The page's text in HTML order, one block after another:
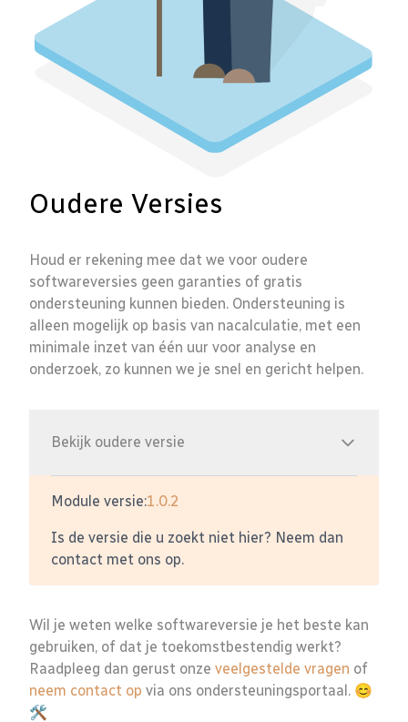
Oudere Versies
Houd er rekening mee dat we voor oudere
softwareversies geen garanties of gratis
ondersteuning kunnen bieden. Ondersteuning is
alleen mogelijk op basis van nacalculatie, met een
minimale inzet van één uur voor analyse en
onderzoek, zo kunnen we je snel en gericht helpen.
Bekijk oudere versie
Module versie:1.0.2
Is de versie die u zoekt niet hier? Neem dan
contact met ons op.
Wil je weten welke softwareversie je het beste kan
gebruiken, of dat je toekomstbestendig werkt?
Raadpleeg dan gerust onze veelgestelde vragen of
neem contact op via ons ondersteuningsportaal. 😊
🛠️